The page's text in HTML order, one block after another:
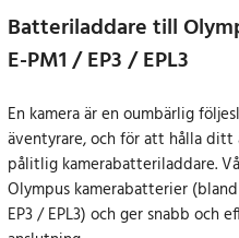
Batteriladdare till
E-PM1 / EP3 / EPL3
En kamera är en oumbärlig
äventyrare, och för att hålla
pålitlig kamerabatteriladdare.
Olympus kamerabatterier (bland
EP3 / EPL3) och ger snabb och